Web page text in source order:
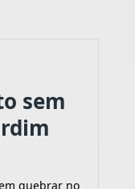
sem
quebrar no